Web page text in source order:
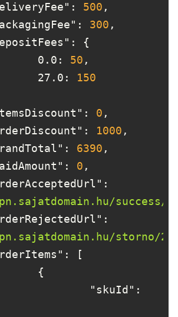
: 500
: 300
		0.0:
50
		27.0:
150
: 0
: 1000
: 6390
: 0
success/
storno/
"skuId"